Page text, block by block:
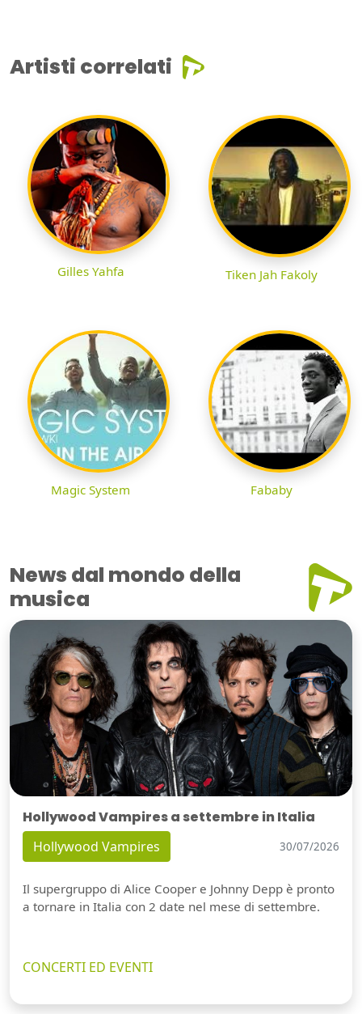
Artisti correlati
Gilles Yahfa Tiken Jah Fakoly
Magic System Fababy
News dal mondo della
musica
Hollywood Vampires a settembre in Italia
Hollywood Vampires 30/07/2026
Il supergruppo di Alice Cooper e Johnny Depp è pronto
a tornare in Italia con 2 date nel mese di settembre.
CONCERTI ED EVENTI